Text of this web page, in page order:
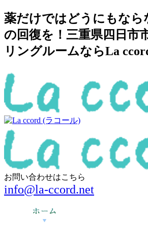
薬だけではどうにもなら
の回復を！三重県四日市
リングルームならLa
お問い合わせはこちら
info@la-ccord.net